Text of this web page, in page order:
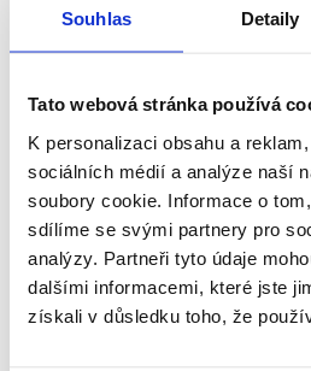
Souhlas Detaily
Tato webová stránka používá
K personalizaci obsahu a
sociálních médií a analýze naší
soubory cookie. Informace o
sdílíme se svými partnery pro
analýzy. Partneři tyto údaje
dalšími informacemi, které jste
získali v důsledku toho, že
díl, upínací díl E, čep
šroub M5X8,5, zápustný šroub
pantu, spodní ložisko
ZEPTAT SE
Schüco partner